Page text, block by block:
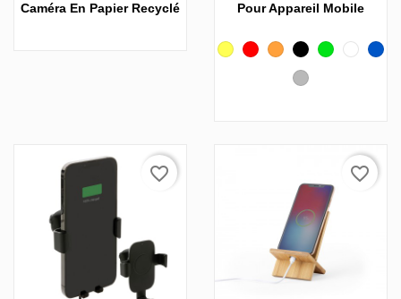
Caméra En Papier Recyclé
Pour Appareil Mobile
JauneRougeOrangeNoir Vert BlancBleu
Gris
favorite_border favorite_border